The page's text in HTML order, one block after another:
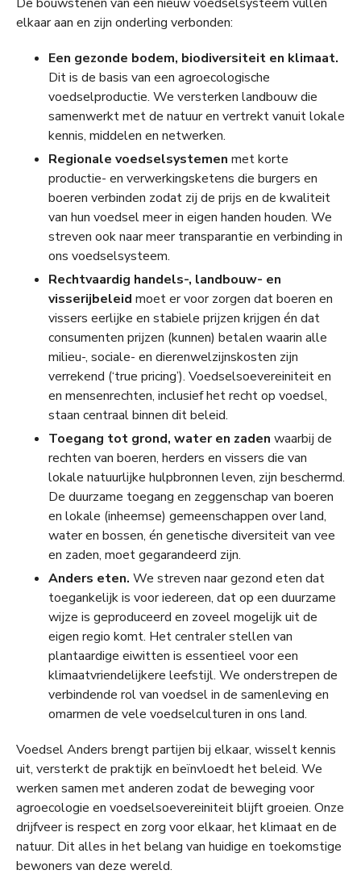
elkaar aan en zijn onderling verbonden:
Een gezonde bodem, biodiversiteit en klimaat.
Dit is de basis van een agroecologische
voedselproductie. We versterken landbouw die
samenwerkt met de natuur en vertrekt vanuit lokale
kennis, middelen en netwerken.
Regionale voedselsystemen met korte
productie- en verwerkingsketens die burgers en
boeren verbinden zodat zij de prijs en de kwaliteit
van hun voedsel meer in eigen handen houden. We
streven ook naar meer transparantie en verbinding in
ons voedselsysteem.
Rechtvaardig handels-, landbouw- en
visserijbeleid moet er voor zorgen dat boeren en
vissers eerlijke en stabiele prijzen krijgen én dat
consumenten prijzen (kunnen) betalen waarin alle
milieu-, sociale- en dierenwelzijnskosten zijn
verrekend (‘true pricing’). Voedselsoevereiniteit en
en mensenrechten, inclusief het recht op voedsel,
staan centraal binnen dit beleid.
Toegang tot grond, water en zaden waarbij de
rechten van boeren, herders en vissers die van
lokale natuurlijke hulpbronnen leven, zijn beschermd.
De duurzame toegang en zeggenschap van boeren
en lokale (inheemse) gemeenschappen over land,
water en bossen, én genetische diversiteit van vee
en zaden, moet gegarandeerd zijn.
Anders eten. We streven naar gezond eten dat
toegankelijk is voor iedereen, dat op een duurzame
wijze is geproduceerd en zoveel mogelijk uit de
eigen regio komt. Het centraler stellen van
plantaardige eiwitten is essentieel voor een
klimaatvriendelijkere leefstijl. We onderstrepen de
verbindende rol van voedsel in de samenleving en
omarmen de vele voedselculturen in ons land.
Voedsel Anders brengt partijen bij elkaar, wisselt kennis
uit, versterkt de praktijk en beïnvloedt het beleid. We
werken samen met anderen zodat de beweging voor
agroecologie en voedselsoevereiniteit blijft groeien. Onze
drijfveer is respect en zorg voor elkaar, het klimaat en de
natuur. Dit alles in het belang van huidige en toekomstige
bewoners van deze wereld.